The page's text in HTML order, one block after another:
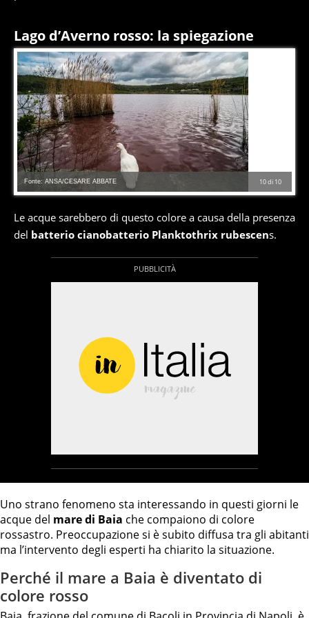
Lago d’Averno rosso: la spiegazione
10di 10
Fonte: ANSA/CESARE ABBATE
Le acque sarebbero di questo colore a causa della presenza
del batterio cianobatterio Planktothrix rubescens.
Uno strano fenomeno sta interessando in questi giorni le
acque del mare di Baia che compaiono di colore
rossastro. Preoccupazione si è subito diffusa tra gli abitanti
ma l’intervento degli esperti ha chiarito la situazione.
Perché il mare a Baia è diventato di
colore rosso